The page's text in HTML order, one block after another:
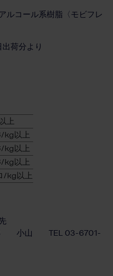
ル系樹脂〈モビフレ
荷分より
上
kg以上
kg以上
kg以上
/kg以上
小山 TEL 03-6701-